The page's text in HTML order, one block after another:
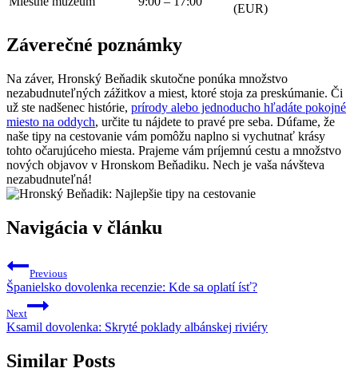
(EUR)
Záverečné poznámky
Na záver, Hronský Beňadik skutočne ponúka množstvo
nezabudnuteľných zážitkov a miest, ktoré stoja za preskúmanie. Či
už ste nadšenec histórie, prírody alebo jednoducho hľadáte pokojné
miesto na oddych, určite tu nájdete to pravé pre seba. Dúfame, že
naše tipy na cestovanie vám pomôžu naplno si vychutnať krásy
tohto očarujúceho miesta. Prajeme vám príjemnú cestu a množstvo
nových objavov v Hronskom Beňadiku. Nech je vaša návšteva
nezabudnuteľná!
Navigácia v článku
Previous
Španielsko dovolenka recenzie: Kde sa oplatí ísť?
Next
Ksamil dovolenka: Skryté poklady albánskej riviéry
Similar Posts